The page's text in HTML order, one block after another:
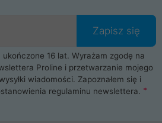
Zapisz się
16 lat. Wyrażam zgodę na
Proline i przetwarzanie mojego
wiadomości. Zapoznałem się i
regulaminu newslettera.